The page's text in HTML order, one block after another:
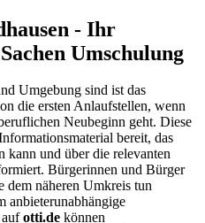
- Ihr
Umschulung
Umgebung sind ist das
die ersten Anlaufstellen, wenn
Neubeginn geht. Diese
bereit, das
kann und über die relevanten
Bürgerinnen und Bürger
dem näheren Umkreis tun
anbieterunabhängige
otti.de können